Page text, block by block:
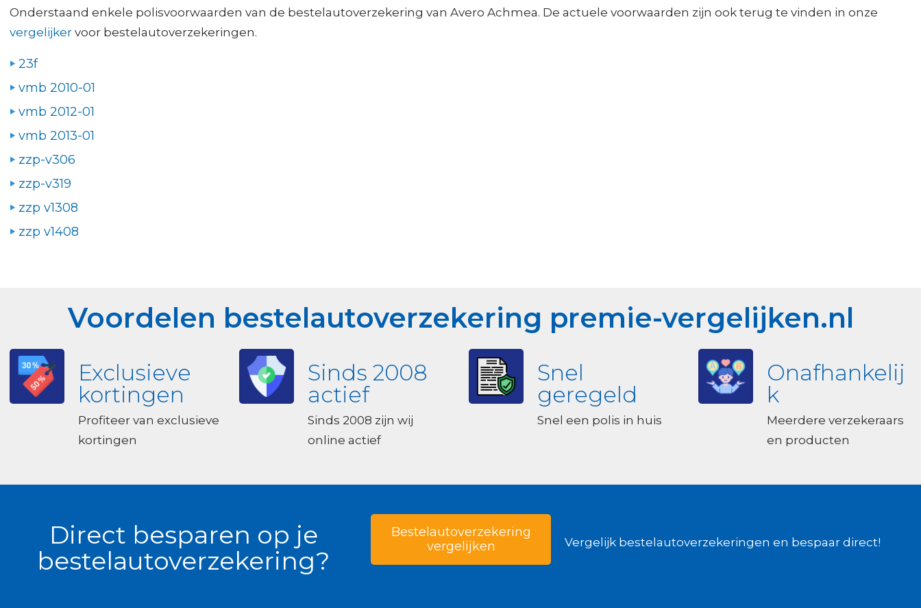
Onderstaand enkele polisvoorwaarden van de bestelautoverzekering van Avero Achmea. De actuele voorwaarden zijn ook terug te vinden in onze
vergelijker voor bestelautoverzekeringen.
23f
vmb 2010-01
vmb 2012-01
vmb 2013-01
zzp-v306
zzp-v319
zzp v1308
zzp v1408
Voordelen bestelautoverzekering premie-vergelijken.nl
Exclusieve
kortingen
Profiteer van exclusieve
kortingen
Sinds 2008
actief
Sinds 2008 zijn wij
online actief
Snel
geregeld
Snel een polis in huis
Onafhankelij
k
Meerdere verzekeraars
en producten
Direct besparen op je
bestelautoverzekering?
Bestelautoverzekering
vergelijken
Vergelijk bestelautoverzekeringen en bespaar direct!